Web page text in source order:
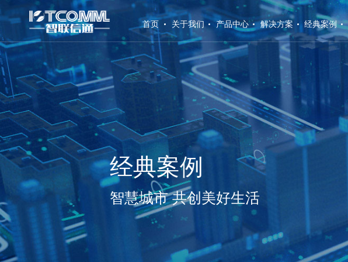
首页
(current)
关于我们
产品中心 解决方案 经典案例
经典案例
智慧城市 共创美好生活